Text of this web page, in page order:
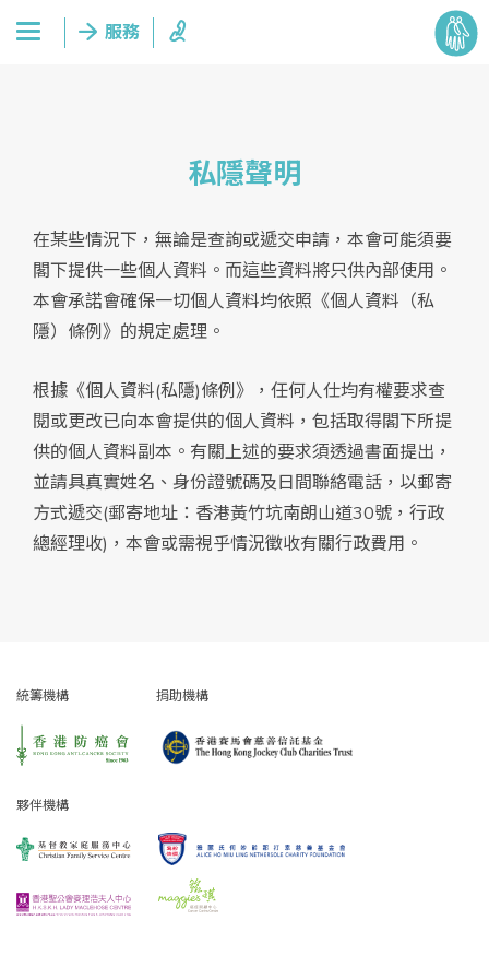
私隱聲明
在某些情況下，無論是查詢或遞交申請，本會可能須要
閣下提供一些個人資料。而這些資料將只供內部使用。
本會承諾會確保一切個人資料均依照《個人資料（私
隱）條例》的規定處理。
根據《個人資料(私隱)條例》，任何人仕均有權要求查
閱或更改已向本會提供的個人資料，包括取得閣下所提
供的個人資料副本。有關上述的要求須透過書面提出，
並請具真實姓名、身份證號碼及日間聯絡電話，以郵寄
方式遞交(郵寄地址：香港黃竹坑南朗山道30號，行政
總經理收)，本會或需視乎情況徵收有關行政費用。
統籌機構 捐助機構
夥伴機構